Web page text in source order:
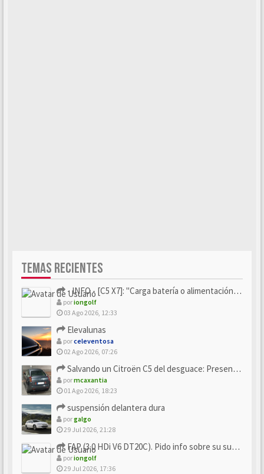
TEMAS RECIENTES
- INFO - [C5 X7]: "Carga batería o alimentación eléctri...
poriongolf
03 Ago 2026, 12:33
Elevalunas
porceleventosa
02 Ago 2026, 07:26
Salvando un Citroën C5 del desguace: Presentación y seguimiento
pormcaxantia
01 Ago 2026, 18:23
suspensión delantera dura
porgalgo
29 Jul 2026, 21:28
FAP (3.0 HDi V6 DT20C). Pido info sobre su sustitución
poriongolf
29 Jul 2026, 17:36